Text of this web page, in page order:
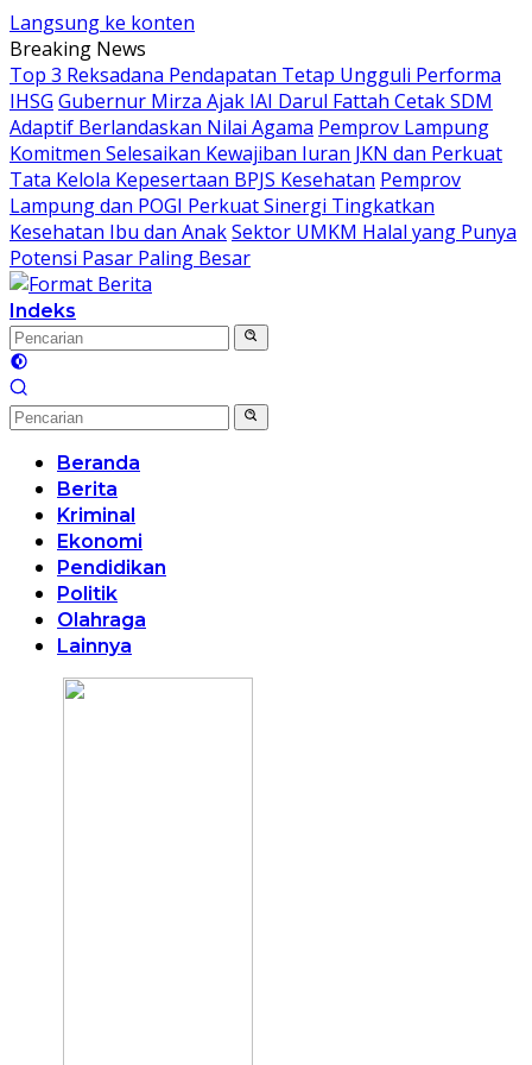
Langsung ke konten
Breaking News
Top 3 Reksadana Pendapatan Tetap Ungguli Performa
IHSG Gubernur Mirza Ajak IAI Darul Fattah Cetak SDM
Adaptif Berlandaskan Nilai Agama Pemprov Lampung
Komitmen Selesaikan Kewajiban Iuran JKN dan Perkuat
Tata Kelola Kepesertaan BPJS Kesehatan Pemprov
Lampung dan POGI Perkuat Sinergi Tingkatkan
Kesehatan Ibu dan AnakSektor UMKM Halal yang Punya
Potensi Pasar Paling Besar
Indeks
Beranda
Berita
Kriminal
Ekonomi
Pendidikan
Politik
Olahraga
Lainnya